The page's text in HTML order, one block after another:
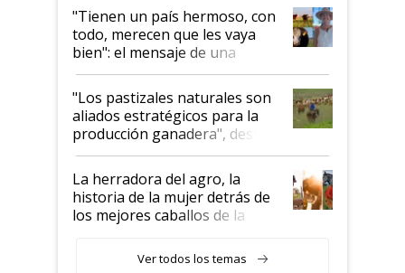
"Tienen un país hermoso, con
todo, merecen que les vaya
bien": el mensaje de una
ganadera uruguaya sobre las
oportunidades que se abren
para el agro en Argentina, con
foco en la carne
"Los pastizales naturales son
aliados estratégicos para la
producción ganadera", destaca
la iniciativa que ya reúne a 46
establecimientos en Argentina
La herradora del agro, la
historia de la mujer detrás de
los mejores caballos de la
todavía hacen sufrir a estos
Ver todos los temas